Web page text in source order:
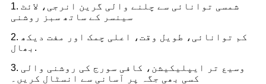
1. شمسی توانائی سے چلنے والی گرین انرجی، لائٹ
سینسر کے ساتھ سبز روشنی
2. کم توانائی، طویل وقت، اعلی چمک اور مفت دیکھ
بھال.
3. وسیع تر ایپلیکیشن، کافی سورج کی روشنی والی
کسی بھی جگہ پر آسانی سے انسٹال کریں۔